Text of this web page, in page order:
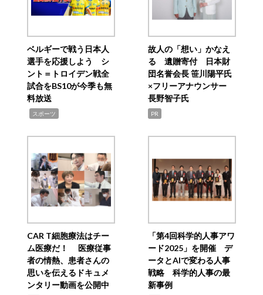
ベルギーで戦う日本人
選手を応援しよう シ
ント＝トロイデン戦全
試合をBS10が今季も無
料放送
スポーツ
故人の「想い」かなえ
る 遺贈寄付 日本財
団名誉会長 笹川陽平氏
×フリーアナウンサー
長野智子氏
PR
CAR T細胞療法はチー
ム医療だ！ 医療従事
者の情熱、患者さんの
思いを伝えるドキュメ
ンタリー動画を公開中
「第4回科学的人事アワ
ード2025」を開催 デ
ータとAIで変わる人事
戦略 科学的人事の最
新事例